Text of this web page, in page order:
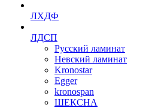
ЛХДФ
ЛДСП
Русский ламинат
Невский ламинат
Kronostar
Egger
kronospan
ШЕКСНА